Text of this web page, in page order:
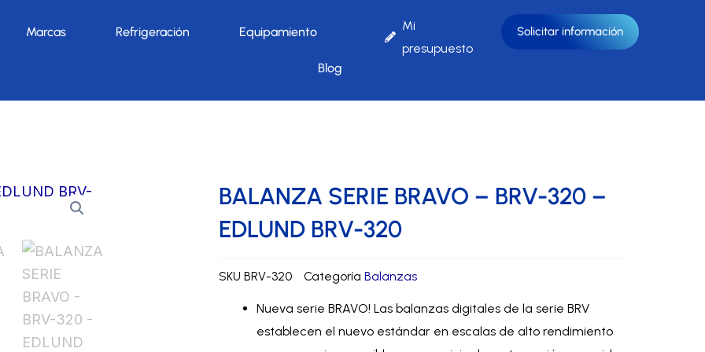
Marcas Refrigeración Equipamiento
Blog
Mi
presupuesto
Solicitar información
BALANZA SERIE BRAVO – BRV-320 –
EDLUND BRV-320
SKU BRV-320 Categoría Balanzas
Nueva serie BRAVO! Las balanzas digitales de la serie BRV
establecen el nuevo estándar en escalas de alto rendimiento